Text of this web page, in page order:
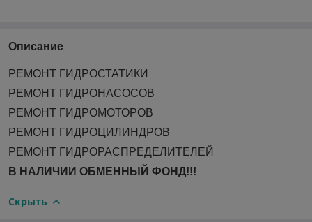
Описание
РЕМОНТ ГИДРОСТАТИКИ
РЕМОНТ ГИДРОНАСОСОВ
РЕМОНТ ГИДРОМОТОРОВ
РЕМОНТ ГИДРОЦИЛИНДРОВ
РЕМОНТ ГИДРОРАСПРЕДЕЛИТЕЛЕЙ
В НАЛИЧИИ ОБМЕННЫЙ ФОНД!!!
Скрыть